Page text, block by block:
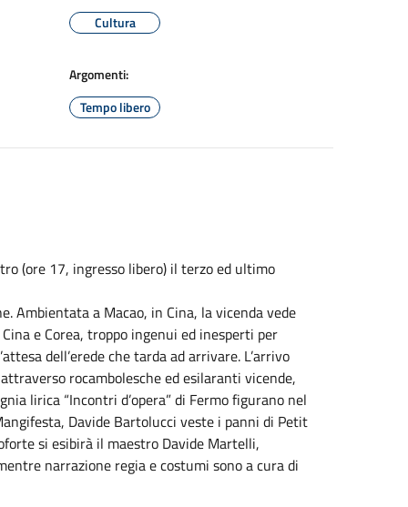
Cultura
Argomenti:
Tempo libero
(ore 17, ingresso libero) il terzo ed ultimo
Ambientata a Macao, in Cina, la vicenda vede
e Corea, troppo ingenui ed inesperti per
dell’erede che tarda ad arrivare. L’arrivo
rocambolesche ed esilaranti vicende,
lirica “Incontri d’opera” di Fermo figurano nel
Davide Bartolucci veste i panni di Petit
si esibirà il maestro Davide Martelli,
narrazione regia e costumi sono a cura di